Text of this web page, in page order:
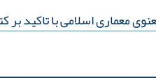
معماری اسلامی با تاکید